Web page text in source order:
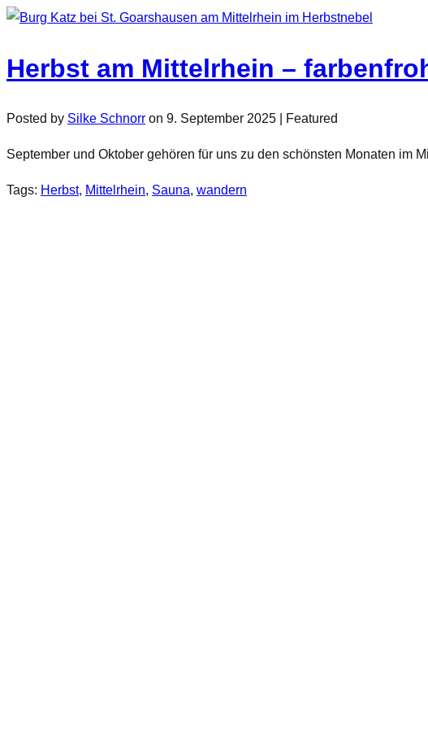
Herbst am Mittelrhein –
Posted by Silke Schnorr on 9. September 2025 | Featured
September und Oktober gehören für uns zu den schönsten Monaten im
Tags: Herbst, Mittelrhein, Sauna, wandern